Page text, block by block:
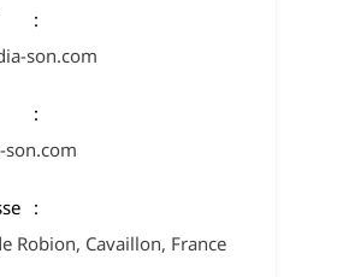
son.com
Robion, Cavaillon, France